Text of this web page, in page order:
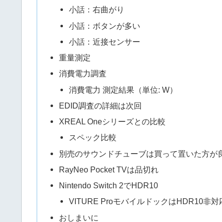
小話：右曲がり
小話：ボタンが多い
小話：近接センサー
重量測定
消費電力調査
消費電力 測定結果（単位: W）
EDID調査の詳細は次回
XREAL Oneシリーズとの比較
スペック比較
別売のサウンドチューブは買って置いた方が
RayNeo Pocket TVは品切れ
Nintendo Switch 2でHDR10
VITURE ProモバイルドックはHDR10非対
おしまいに